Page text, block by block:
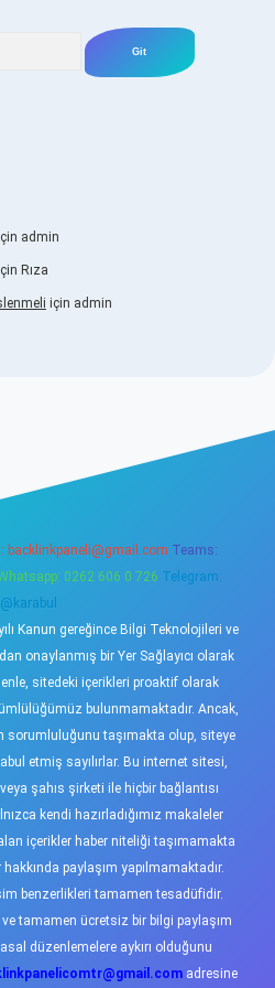
admin
Rıza
için admin
backlinkpaneli@gmail.com Teams:
0262 606 0 726 Telegram:
@karabul
Kanun gereğince Bilgi Teknolojileri ve
onaylanmış bir Yer Sağlayıcı olarak
sitedeki içerikleri proaktif olarak
bulunmamaktadır. Ancak,
sorumluluğunu taşımakta olup, siteye
etmiş sayılırlar. Bu internet sitesi,
şahıs şirketi ile hiçbir bağlantısı
kendi hazırladığımız makaleler
içerikler haber niteliği taşımamakta
paylaşım yapılmamaktadır.
benzerlikleri tamamen tesadüfidir.
tamamen ücretsiz bir bilgi paylaşım
düzenlemelere aykırı olduğunu
adresine